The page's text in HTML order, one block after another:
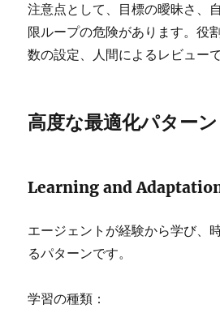
注意点として、目標の曖昧さ、
限ループの危険があります。役
数の設定、人間によるレビュー
高度な最適化パターン
Learning and Adaptation
エージェントが経験から学び、
るパターンです。
学習の種類：